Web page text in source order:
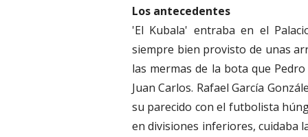
Los antecedentes
'El Kubala' entraba en el
siempre bien provisto de unas
las mermas de la bota que
Juan Carlos. Rafael García
su parecido con el futbolista
en divisiones inferiores, cuidaba